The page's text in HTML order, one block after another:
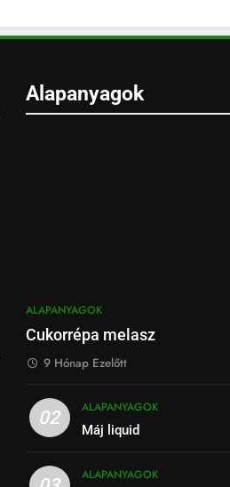
Alapanyagok
ALAPANYAGOK
Cukorrépa melasz
9 Hónap Ezelőtt
02
ALAPANYAGOK
Máj liquid
ALAPANYAGOK